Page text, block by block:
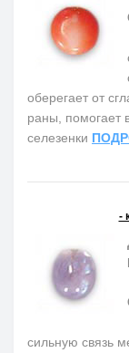
оберегает от
раны, помогает
селезенки
-
сильную связь